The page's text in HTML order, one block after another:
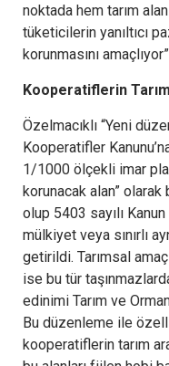
noktada hem tarım
tüketicilerin yanıltıcı
korunmasını
Kooperatiflerin
Özelmacıklı “Yeni
Kooperatifler
1/1000 ölçekli imar
korunacak alan”
olup 5403 sayılı
mülkiyet veya sınırlı
getirildi. Tarımsal
ise bu tür
edinimi Tarım ve
Bu düzenleme ile
kooperatiflerin tarım